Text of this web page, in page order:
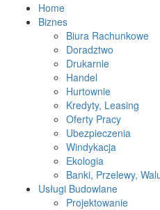
Home
Biznes
Biura Rachunkowe
Doradztwo
Drukarnie
Handel
Hurtownie
Kredyty, Leasing
Oferty Pracy
Ubezpieczenia
Windykacja
Ekologia
Banki, Przelewy,
Usługi Budowlane
Projektowanie